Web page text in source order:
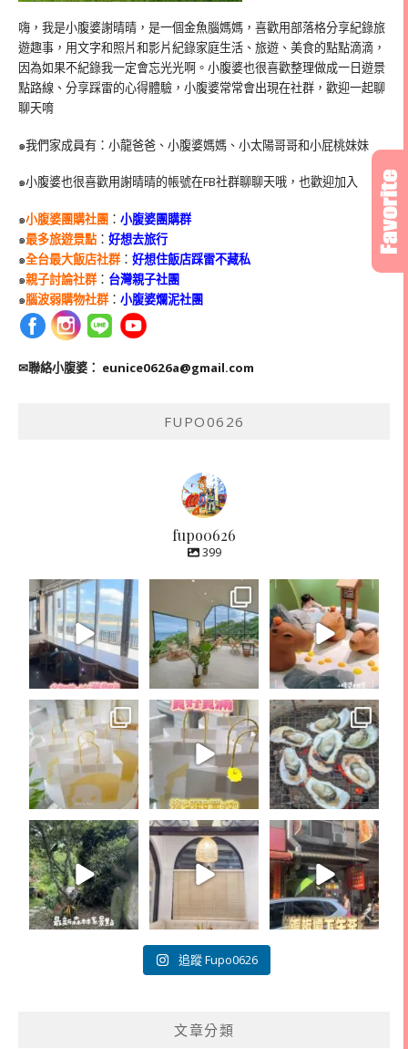
嗨，我是小腹婆謝晴晴，是一個金魚腦媽媽，喜歡用部落格分享紀錄旅
遊趣事，用文字和照片和影片紀錄家庭生活、旅遊、美食的點點滴滴，
因為如果不紀錄我一定會忘光光啊。小腹婆也很喜歡整理做成一日遊景
點路線、分享踩雷的心得體驗，小腹婆常常會出現在社群，歡迎一起聊
聊天唷
๑我們家成員有：小龍爸爸、小腹婆媽媽、小太陽哥哥和小屁桃妹妹
๑小腹婆也很喜歡用謝晴晴的帳號在FB社群聊聊天哦，也歡迎加入
๑小腹婆團購社團 ： 小腹婆團購群
๑最多旅遊景點： 好想去旅行
๑全台最大飯店社群： 好想住飯店踩雷不藏私
๑親子討論社群： 台灣親子社團
๑腦波弱購物社群： 小腹婆爛泥社團
✉聯絡小腹婆： eunice0626a@gmail.com
FUPO0626
fupo0626
399
追蹤 Fupo0626
文章分類